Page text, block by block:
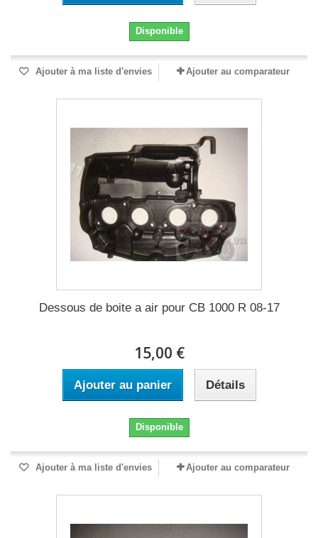
Disponible
Ajouter à ma liste d'envies Ajouter au comparateur
Dessous de boite a air pour CB 1000 R 08-17
15,00 €
Ajouter au panier Détails
Disponible
Ajouter à ma liste d'envies Ajouter au comparateur